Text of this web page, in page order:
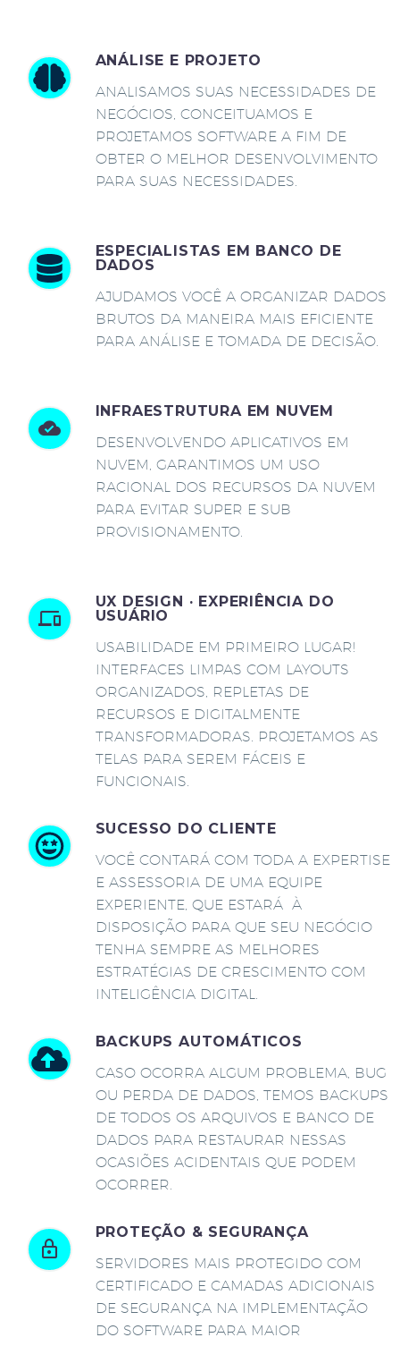
ANÁLISE E PROJETO
ANALISAMOS SUAS NECESSIDADES DE
NEGÓCIOS, CONCEITUAMOS E
PROJETAMOS SOFTWARE A FIM DE
OBTER O MELHOR DESENVOLVIMENTO
PARA SUAS NECESSIDADES.
ESPECIALISTAS EM BANCO DE
DADOS
AJUDAMOS VOCÊ A ORGANIZAR DADOS
BRUTOS DA MANEIRA MAIS EFICIENTE
PARA ANÁLISE E TOMADA DE DECISÃO.
INFRAESTRUTURA EM NUVEM
DESENVOLVENDO APLICATIVOS EM
NUVEM, GARANTIMOS UM USO
RACIONAL DOS RECURSOS DA NUVEM
PARA EVITAR SUPER E SUB
PROVISIONAMENTO.
UX DESIGN · EXPERIÊNCIA DO
USUÁRIO
USABILIDADE EM PRIMEIRO LUGAR!
INTERFACES LIMPAS COM LAYOUTS
ORGANIZADOS, REPLETAS DE
RECURSOS E DIGITALMENTE
TRANSFORMADORAS. PROJETAMOS AS
TELAS PARA SEREM FÁCEIS E
FUNCIONAIS.
SUCESSO DO CLIENTE
VOCÊ CONTARÁ COM TODA A EXPERTISE
E ASSESSORIA DE UMA EQUIPE
EXPERIENTE, QUE ESTARÁ À
DISPOSIÇÃO PARA QUE SEU NEGÓCIO
TENHA SEMPRE AS MELHORES
ESTRATÉGIAS DE CRESCIMENTO COM
INTELIGÊNCIA DIGITAL.
BACKUPS AUTOMÁTICOS
CASO OCORRA ALGUM PROBLEMA, BUG
OU PERDA DE DADOS, TEMOS BACKUPS
DE TODOS OS ARQUIVOS E BANCO DE
DADOS PARA RESTAURAR NESSAS
OCASIÕES ACIDENTAIS QUE PODEM
OCORRER.
PROTEÇÃO & SEGURANÇA
SERVIDORES MAIS PROTEGIDO COM
CERTIFICADO E CAMADAS ADICIONAIS
DE SEGURANÇA NA IMPLEMENTAÇÃO
DO SOFTWARE PARA MAIOR